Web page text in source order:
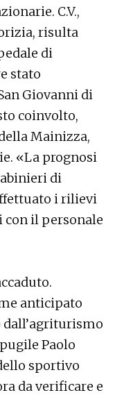
C.V.,
risulta
di
stato
Giovanni di
coinvolto,
Mainizza,
«La prognosi
di
i rilievi
il personale
anticipato
dall’agriturismo
Paolo
sportivo
da verificare e